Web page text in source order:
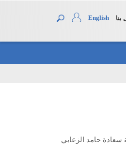
بنا English
سعادة حامد الزعابي